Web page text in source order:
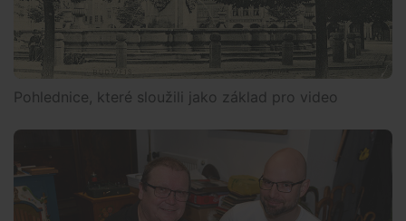
Pohlednice, které sloužili jako základ pro video